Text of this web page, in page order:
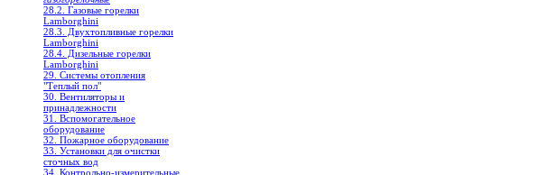
28.2. Газовые горелки
Lamborghini
28.3. Двухтопливные горелки
Lamborghini
28.4. Дизельные горелки
Lamborghini
29. Системы отопления
"Теплый пол"
30. Вентиляторы и
принадлежности
31. Вспомогательное
оборудование
32. Пожарное оборудование
33. Установки для очистки
сточных вод
34. Контрольно-измерительные